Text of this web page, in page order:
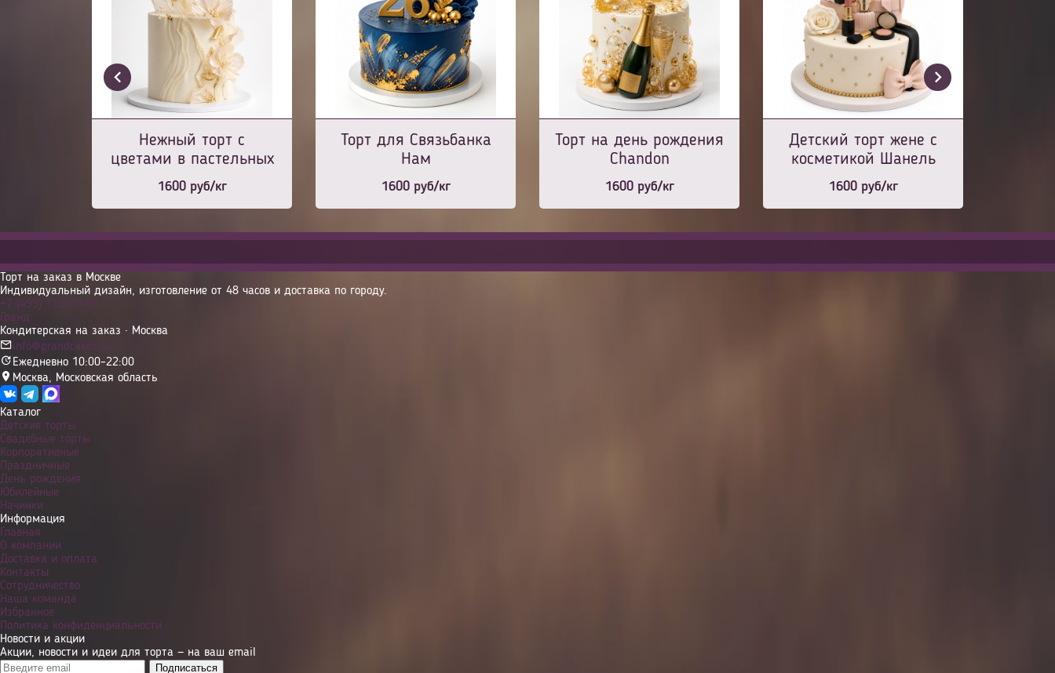
Нежный торт с
цветами в пастельных
тонах
1600руб/кг
Торт для Связьбанка
Нам
1600руб/кг
Торт на день рождения
Chandon
1600руб/кг
Детский торт жене с
косметикой Шанель
1600руб/кг
Торт на заказ в Москве
Индивидуальный дизайн, изготовление от 48 часов и доставка по городу.
+7 (499) 113-70-93
Гранд
Кондитерская на заказ · Москва
info@grandcakes.ru
Ежедневно 10:00–22:00
Москва, Московская область
Каталог
Детские торты
Свадебные торты
Корпоративные
Праздничные
День рождения
Юбилейные
Начинки
Информация
Главная
О компании
Доставка и оплата
Контакты
Сотрудничество
Наша команда
Избранное
Политика конфиденциальности
Новости и акции
Акции, новости и идеи для торта — на ваш email